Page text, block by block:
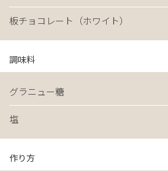
板チョコレート（ホワイト）
調味料
グラニュー糖
塩
作り方